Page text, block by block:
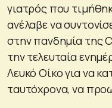
γιατρός που
ανέλαβε να
στην πανδημία της
την τελευταία
Λευκό Οίκο για να
ταυτόχρονα, να